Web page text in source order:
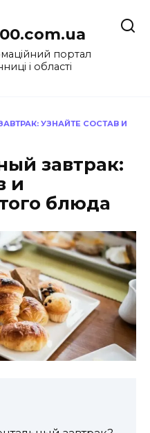
портал
і області
УЗНАЙТЕ СОСТАВ И
завтрак:
и
блюда